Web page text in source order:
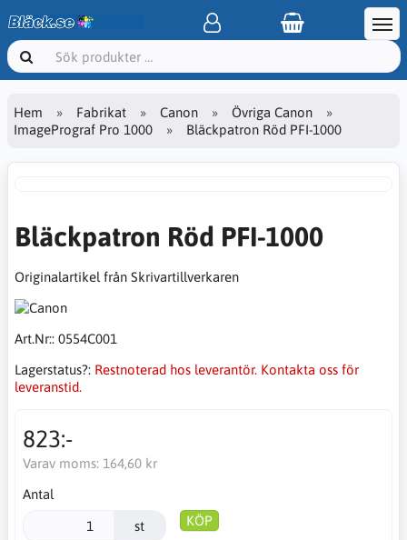
Hem Fabrikat Canon
Övriga Canon
ImagePrograf Pro 1000
Bläckpatron Röd PFI-1000
Bläckpatron Röd PFI-1000
Originalartikel från Skrivartillverkaren
Art.Nr:: 0554C001
Lagerstatus?: Restnoterad hos leverantör. Kontakta oss för
leveranstid.
823:-
Varav moms: 164,60 kr
Antal
st KÖP